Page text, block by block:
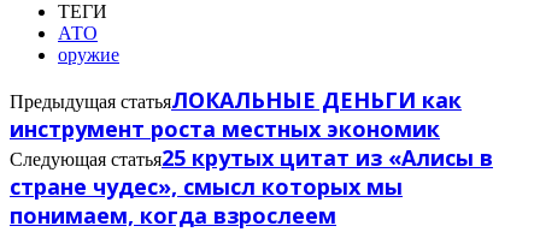
ТЕГИ
АТО
оружие
Предыдущая статьяЛОКАЛЬНЫЕ ДЕНЬГИ как
инструмент роста местных экономик
Следующая статья25 крутых цитат из «Алисы в
стране чудес», смысл которых мы
понимаем, когда взрослеем